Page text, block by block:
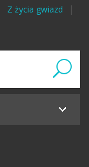
Z życia gwiazd